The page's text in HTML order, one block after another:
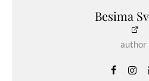
Besima
author